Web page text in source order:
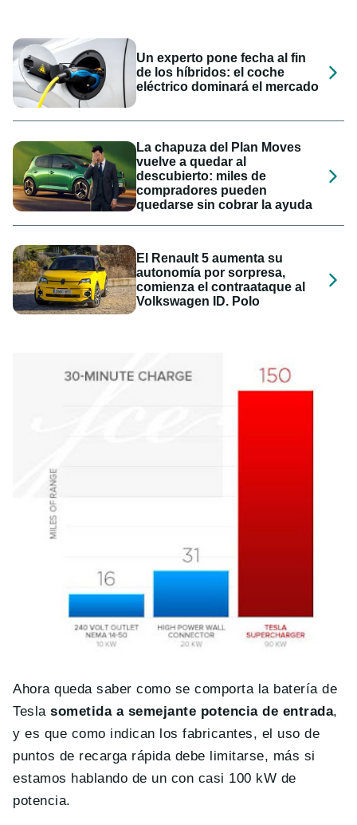
Un experto pone fecha al fin
de los híbridos: el coche
eléctrico dominará el mercado
La chapuza del Plan Moves
vuelve a quedar al
descubierto: miles de
compradores pueden
quedarse sin cobrar la ayuda
El Renault 5 aumenta su
autonomía por sorpresa,
comienza el contraataque al
Volkswagen ID. Polo
Ahora queda saber como se comporta la batería de
Teslasometida a semejante potencia de entrada,
y es que como indican los fabricantes, el uso de
puntos de recarga rápida debe limitarse, más si
estamos hablando de un con casi 100 kW de
potencia.